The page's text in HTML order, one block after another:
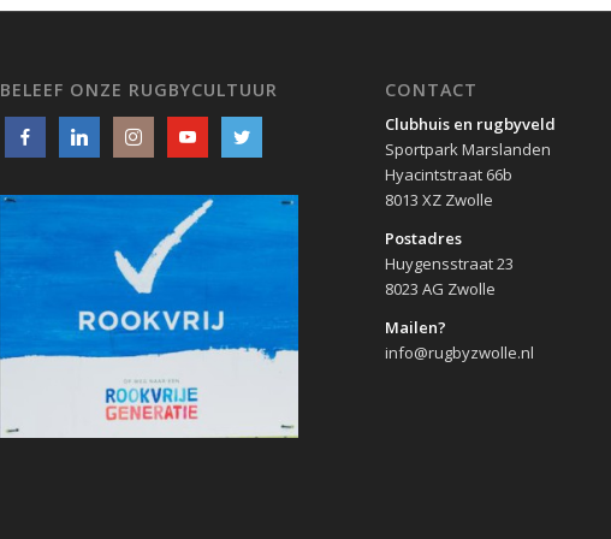
BELEEF ONZE RUGBYCULTUUR CONTACT
Clubhuis en rugbyveld
Sportpark Marslanden
Hyacintstraat 66b
8013 XZ Zwolle
Postadres
Huygensstraat 23
8023 AG Zwolle
Mailen?
info@rugbyzwolle.nl